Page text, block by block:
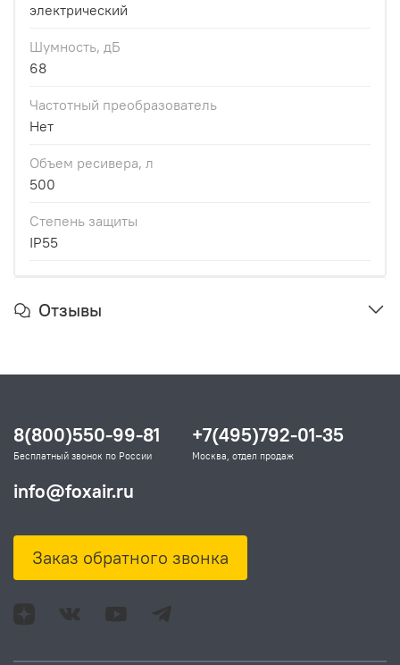
электрический
Шумность, дБ
68
Частотный преобразователь
Нет
Объем ресивера, л
500
Степень защиты
IP55
Отзывы
8(800)550-99-81
Бесплатный звонок по России
+7(495)792-01-35
Москва, отдел продаж
info@foxair.ru
Заказ обратного звонка